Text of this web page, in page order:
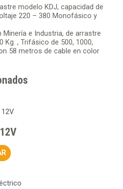
modelo KDJ, capacidad de
220 – 380 Monofásico y
Minería e Industria, de arrastre
Kg. , Trifásico de 500, 1000,
58 metros de cable en color